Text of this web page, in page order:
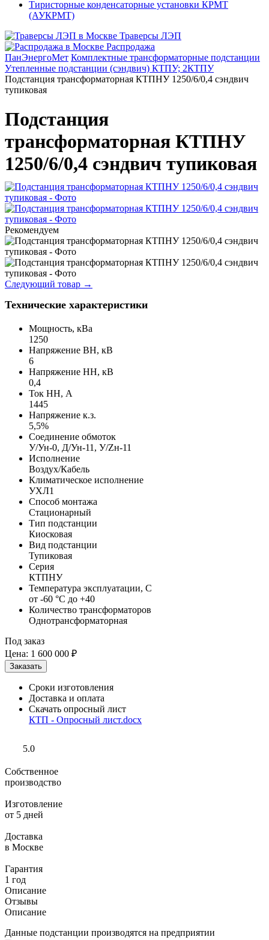
Тиристорные конденсаторные установки КРМТ
(АУКРМТ)
Траверсы ЛЭП
Распродажа
ПанЭнергоМет Комплектные трансформаторные подстанции
Утепленные подстанции (сэндвич) КТПУ; 2КТПУ
Подстанция трансформаторная КТПНУ 1250/6/0,4 сэндвич
тупиковая
Подстанция
трансформаторная КТПНУ
1250/6/0,4 сэндвич тупиковая
Рекомендуем
Следующий товар →
Технические характеристики
Мощность, кВа
1250
Напряжение ВН, кВ
6
Напряжение НН, кВ
0,4
Ток НН, А
1445
Напряжение к.з.
5,5%
Соединение обмоток
У/Ун-0, Д/Ун-11, У/Zн-11
Исполнение
Воздух/Кабель
Климатическое исполнение
УХЛ1
Способ монтажа
Стационарный
Тип подстанции
Киосковая
Вид подстанции
Тупиковая
Серия
КТПНУ
Температура эксплуатации, С
от -60 °C до +40
Количество трансформаторов
Однотрансформаторная
Под заказ
Цена: 1 600 000 ₽
Сроки изготовления
Доставка и оплата
Скачать опросный лист
КТП - Опросный лист.docx
5.0
Собственное
производство
Изготовление
от 5 дней
Доставка
в Москве
Гарантия
1 год
Описание
Отзывы
Описание
Данные подстанции производятся на предприятии